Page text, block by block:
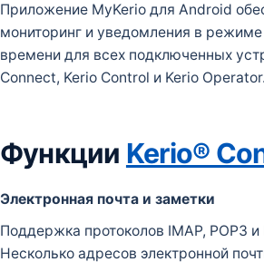
Приложение MyKerio для Android
мониторинг и уведомления в режиме
времени для всех подключенных
Connect, Kerio Control и Kerio Operator.
Функции Kerio®
Электронная почта и заметки
Поддержка протоколов IMAP, POP3 и
Несколько адресов электронной